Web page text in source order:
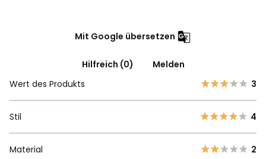
Mit Google übersetzen
Hilfreich (0)
Melden
Wert des Produkts
3
Stil 4
Material 2